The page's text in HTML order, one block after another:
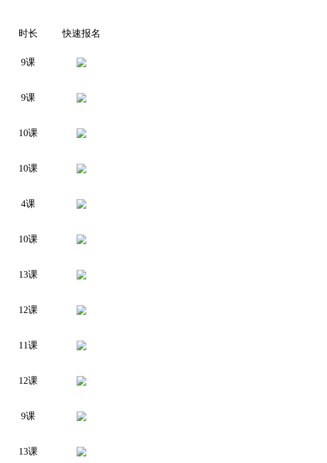
时长 快速报名
9课
9课
10课
10课
4课
10课
13课
12课
11课
12课
9课
13课